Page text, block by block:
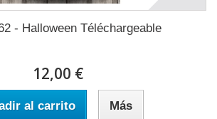
- Halloween Téléchargeable
12,00 €
al carrito Más